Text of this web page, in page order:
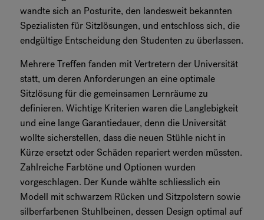
wandte sich an Posturite, den landesweit bekannten
Spezialisten für Sitzlösungen, und entschloss sich, die
endgültige Entscheidung den Studenten zu überlassen.
Mehrere Treffen fanden mit Vertretern der Universität
statt, um deren Anforderungen an eine optimale
Sitzlösung für die gemeinsamen Lernräume zu
definieren. Wichtige Kriterien waren die Langlebigkeit
und eine lange Garantiedauer, denn die Universität
wollte sicherstellen, dass die neuen Stühle nicht in
Kürze ersetzt oder Schäden repariert werden müssten.
Zahlreiche Farbtöne und Optionen wurden
vorgeschlagen. Der Kunde wählte schliesslich ein
Modell mit schwarzem Rücken und Sitzpolstern sowie
silberfarbenen Stuhlbeinen, dessen Design optimal auf